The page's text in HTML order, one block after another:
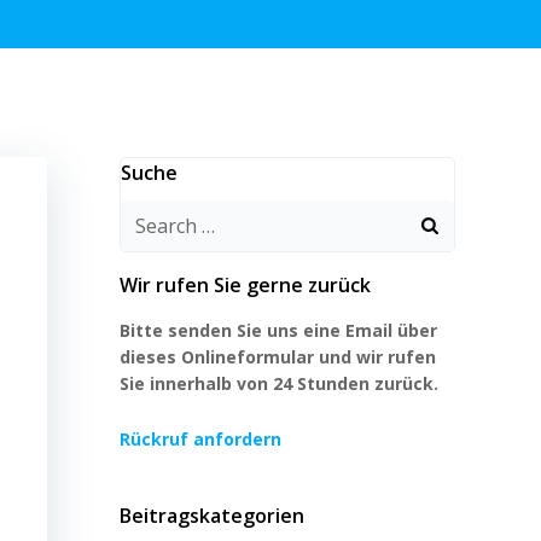
Suche
Search
Wir rufen Sie gerne zurück
Bitte senden Sie uns eine Email über
dieses Onlineformular und wir rufen
Sie innerhalb von 24 Stunden zurück.
Rückruf anfordern
Beitragskategorien